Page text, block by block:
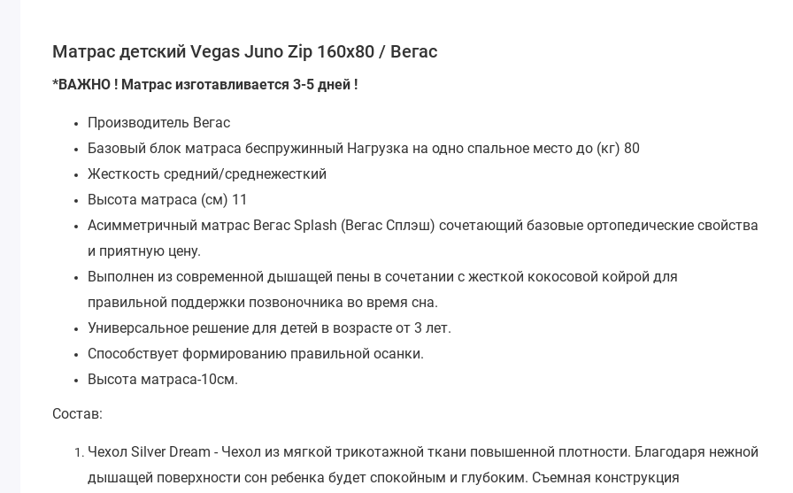
Матрас детский Vegas Juno Zip 160х80 / Вегас
*ВАЖНО ! Матрас изготавливается 3-5 дней !
Производитель Вегас
Базовый блок матраса беспружинный Нагрузка на одно спальное место до (кг) 80
Жесткость средний/среднежесткий
Высота матраса (см) 11
Асимметричный матрас Вегас Splash (Вегас Сплэш) сочетающий базовые ортопедические свойства
и приятную цену.
Выполнен из современной дышащей пены в сочетании с жесткой кокосовой койрой для
правильной поддержки позвоночника во время сна.
Универсальное решение для детей в возрасте от 3 лет.
Способствует формированию правильной осанки.
Высота матраса-10см.
Состав:
Чехол Silver Dream - Чехол из мягкой трикотажной ткани повышенной плотности. Благодаря нежной
дышащей поверхности сон ребенка будет спокойным и глубоким. Съемная конструкция